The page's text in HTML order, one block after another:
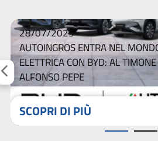
28/07/2025
AUTOINGROS ENTRA NEL
ELETTRICA CON BYD: AL
ALFONSO PEPE
SCOPRI DI PIÙ